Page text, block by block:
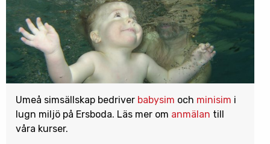
Umeå simsällskap bedriver babysim och minisim i
lugn miljö på Ersboda. Läs mer om anmälan till
våra kurser.